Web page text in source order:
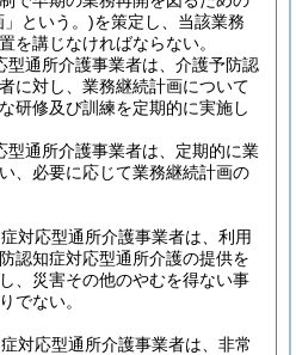
という。)を策定し、当該業務
を講じなければならない。
型通所介護事業者は、介護予防認
に対し、業務継続計画について
研修及び訓練を定期的に実施し
型通所介護事業者は、定期的に業
、必要に応じて業務継続計画の
対応型通所介護事業者は、利用
認知症対応型通所介護の提供を
、災害その他のやむを得ない事
でない。
対応型通所介護事業者は、非常